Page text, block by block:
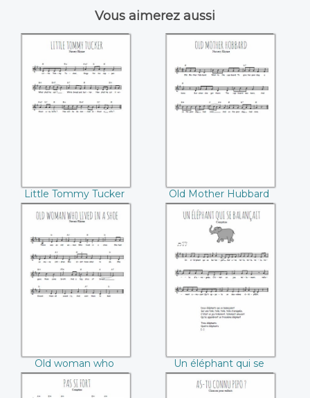
Vous aimerez aussi
Little Tommy
Tucker
Little Tommy Tucker
Old Mother
Hubbard
Old Mother Hubbard
Old woman who
lived in a shoe
Old woman who
lived in a shoe
Un éléphant qui se
balançait
Un éléphant qui se
balançait